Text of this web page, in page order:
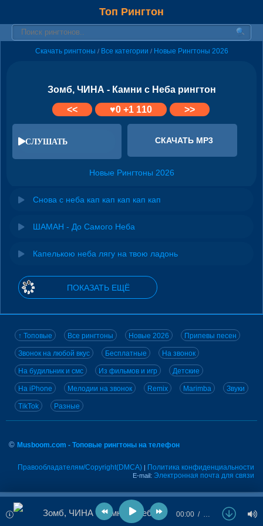
Топ Рингтон
Скачать рингтоны / Все категории / Новые Рингтоны 2026
Зомб, ЧИНА - Камни с Неба рингтон
<<
♥0 +1 110 >>
СЛУШАТЬ СКАЧАТЬ MP3
Новые Рингтоны 2026
Снова с неба кап кап кап кап кап
ШАМАН - До Самого Неба
Капелькою неба лягу на твою ладонь
ПОКАЗАТЬ ЕЩЁ
↑ Топовые Все рингтоны Новые 2026 Припевы песен
Звонок на любой вкус Бесплатные На звонок
На будильник и смс Из фильмов и игр Детские
На iPhone Мелодии на звонок Remix Marimba Звуки
TikTok Разные
© Musboom.com - Топовые рингтоны на телефон
Правообладателям/Copyright(DMCA) | Политика конфиденциальности
E-mail: Электронная почта для связи
Зомб, ЧИНА - Камни с Неба 00:00 …